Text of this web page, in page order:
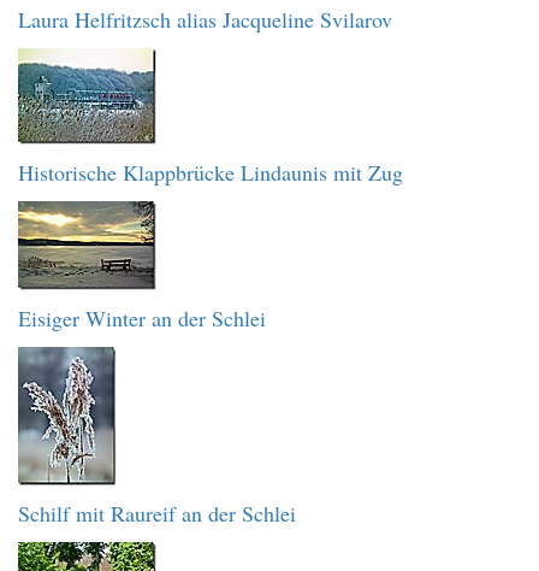
Laura Helfritzsch alias Jacqueline Svilarov
Historische Klappbrücke Lindaunis mit Zug
Eisiger Winter an der Schlei
Schilf mit Raureif an der Schlei